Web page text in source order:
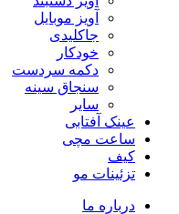
آویز موبایل
جاکلیدی
خودکار
دکمه سردست
سنجاق سینه
سایر
عینک آفتابی
ساعت مچی
کیف
تزئینات مو
درباره ما